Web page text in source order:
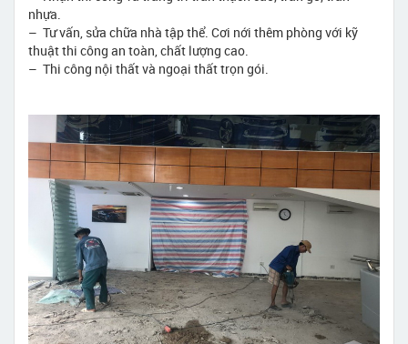
nhựa.
– Tư vấn, sửa chữa nhà tập thể. Cơi nới thêm phòng với kỹ
thuật thi công an toàn, chất lượng cao.
– Thi công nội thất và ngoại thất trọn gói.